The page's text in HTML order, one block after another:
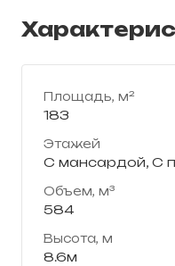
Площадь, м²
183
Этажей
С мансардой, С
Объем, м³
584
Высота, м
8.6м